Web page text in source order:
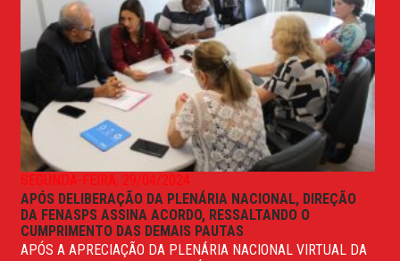
SEGUNDA-FEIRA, 29/04/2024
APÓS DELIBERAÇÃO DA PLENÁRIA NACIONAL, DIREÇÃO
DA FENASPS ASSINA ACORDO, RESSALTANDO O
CUMPRIMENTO DAS DEMAIS PAUTAS
APÓS A APRECIAÇÃO DA PLENÁRIA NACIONAL VIRTUAL DA